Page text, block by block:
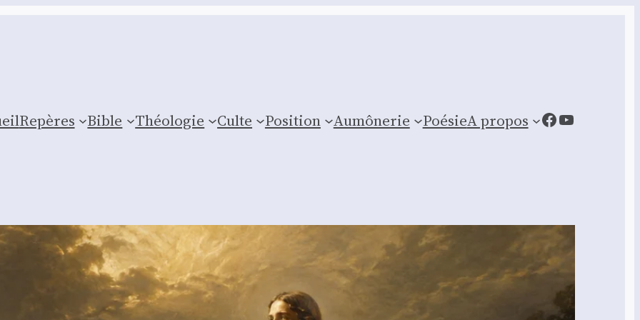
Repères Bible Théologie Culte Posi­tion Aumônerie PoésieA propos Facebook
YouTube